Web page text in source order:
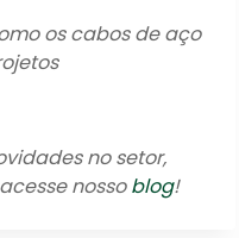
os cabos de aço
no setor,
nossoblog!